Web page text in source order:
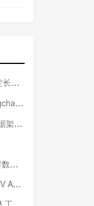
菜
案】
）
设计
与启示